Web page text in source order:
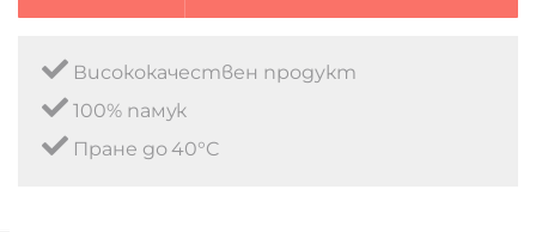
Висококачествен продукт
100% памук
Пране до 40°C